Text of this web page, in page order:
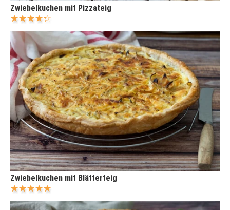
Zwiebelkuchen mit Pizzateig
Zwiebelkuchen mit Blätterteig